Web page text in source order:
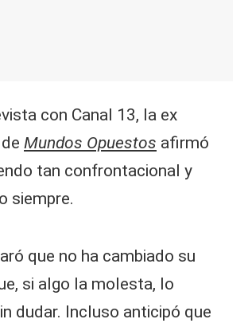
con Canal 13, la ex
Mundos Opuestos afirmó
tan confrontacional y
siempre.
que no ha cambiado su
si algo la molesta, lo
dudar. Incluso anticipó que